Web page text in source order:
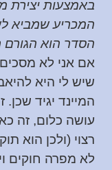
באמצעות יצירת
המכריע שמביא
הסדר הוא
אם אני לא
שיש לי היא
המיינד יגיד שכן.
עושה כלום, זה
רצוי (ולכן הוא
לא מפרה חוקים